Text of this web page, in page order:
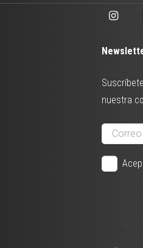
nuestra